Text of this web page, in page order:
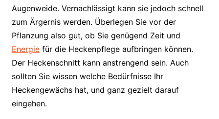
Augenweide. Vernachlässigt kann sie jedoch schnell
zum Ärgernis werden. Überlegen Sie vor der
Pflanzung also gut, ob Sie genügend Zeit und
Energiefür die Heckenpflege aufbringen können.
Der Heckenschnitt kann anstrengend sein. Auch
sollten Sie wissen welche Bedürfnisse Ihr
Heckengewächs hat, und ganz gezielt darauf
eingehen.